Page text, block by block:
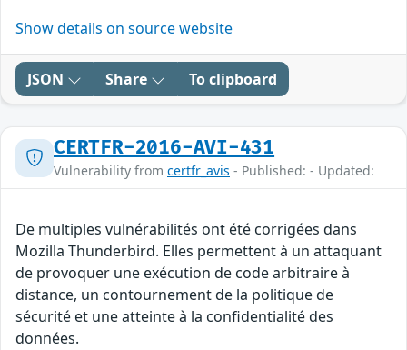
Show details on source website
JSON Share To clipboard
CERTFR-2016-AVI-431
Vulnerability from certfr_avis - Published: - Updated:
De multiples vulnérabilités ont été corrigées dans
Mozilla Thunderbird. Elles permettent à un attaquant
de provoquer une exécution de code arbitraire à
distance, un contournement de la politique de
sécurité et une atteinte à la confidentialité des
données.